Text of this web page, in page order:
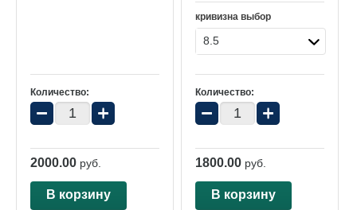
Количество:
− +
2000.00 руб.
В корзину
кривизна выбор
8.5
Количество:
− +
1800.00 руб.
В корзину